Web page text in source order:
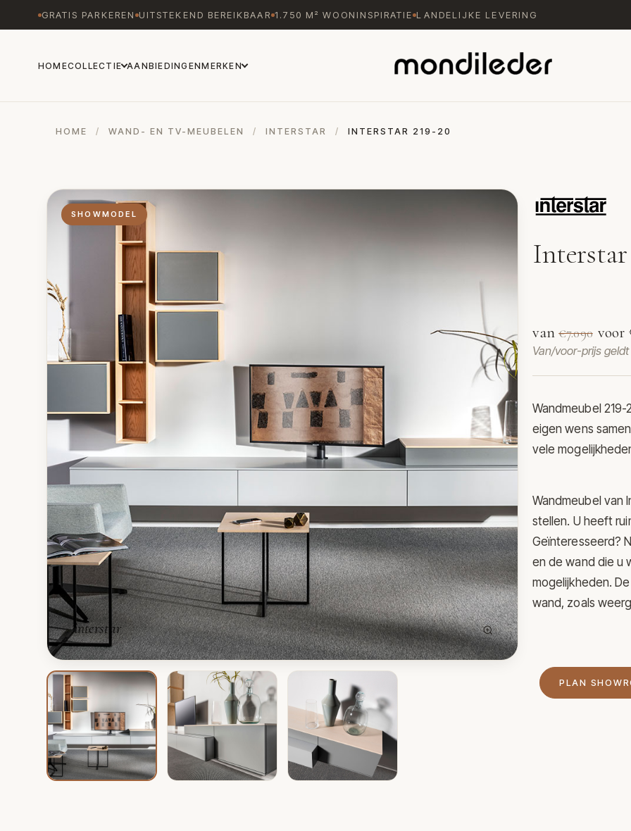
GRATIS PARKEREN UITSTEKEND BEREIKBAAR 1.750 M² WOONINSPIRATIE LANDELIJKE LEVERING
HOMECOLLECTIE AANBIEDINGENMERKEN
HOME / WAND- EN TV-MEUBELEN / INTERSTAR / INTERSTAR 219-20
interstar
SHOWMODEL
Interstar
van€7.090 voor
Van/voor-prijs
Wandmeubel
eigen wens
vele
Wandmeubel van
stellen. U heeft
Geïnteresseerd?
en de wand die u
mogelijkheden.
wand, zoals
PLAN